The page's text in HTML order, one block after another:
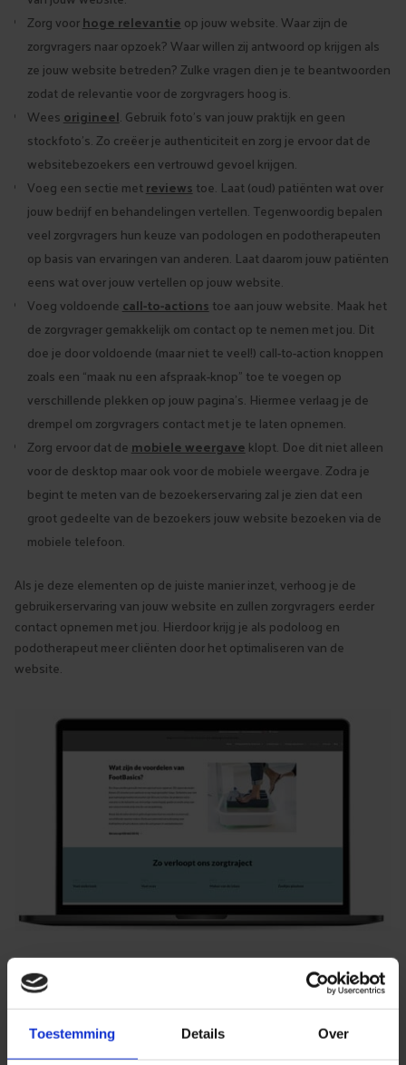
Toestemming Details Over
Zorg voorhoge relevantie op jouw website. Waar zijn de
zorgvragers naar opzoek? Waar willen zij antwoord op krijgen als
ze jouw website betreden? Zulke vragen dien je te beantwoorden
zodat de relevantie voor de zorgvragers hoog is.
Wees origineel. Gebruik foto’s van jouw praktijk en geen
stockfoto’s. Zo creëer je authenticiteit en zorg je ervoor dat de
websitebezoekers een vertrouwd gevoel krijgen.
Voeg een sectie metreviews toe. Laat (oud) patiënten wat over
jouw bedrijf en behandelingen vertellen. Tegenwoordig bepalen
veel zorgvragers hun keuze van podologen en podotherapeuten
op basis van ervaringen van anderen. Laat daarom jouw patiënten
eens wat over jouw vertellen op jouw website.
Voeg voldoende call-to-actions toe aan jouw website. Maak het
de zorgvrager gemakkelijk om contact op te nemen met jou. Dit
doe je door voldoende (maar niet te veel!) call-to-action knoppen
zoals een “maak nu een afspraak-knop” toe te voegen op
verschillende plekken op jouw pagina’s. Hiermee verlaag je de
drempel om zorgvragers contact met je te laten opnemen.
Zorg ervoor dat de mobiele weergave klopt. Doe dit niet alleen
voor de desktop maar ook voor de mobiele weergave. Zodra je
begint te meten van de bezoekerservaring zal je zien dat een
groot gedeelte van de bezoekers jouw website bezoeken via de
mobiele telefoon.
Als je deze elementen op de juiste manier inzet, verhoog je de
gebruikerservaring van jouw website en zullen zorgvragers eerder
contact opnemen met jou. Hierdoor krijg je als podoloog en
podotherapeut meer cliënten door het optimaliseren van de
website.
Jouw website laten maken bij Medifactor
Wij hebben al tientallen, misschien wel honderden websites
gemaakt voor allemaal verschillende zorgprofessionals. Wij weten
daarom precies wat werkt en wat niet werkt als het gaat om
inspelen op de zorgvragers. Wil jij daarom een goed converterende